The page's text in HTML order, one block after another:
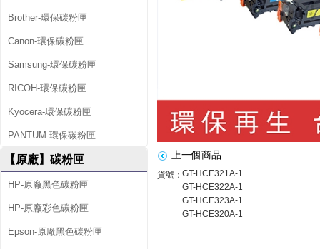
值
組
C
E
3
0
A
Brother-環保碳粉匣
Canon-環保碳粉匣
Samsung-環保碳粉匣
RICOH-環保碳粉匣
Kyocera-環保碳粉匣
PANTUM-環保碳粉匣
【原廠】碳粉匣
HP-原廠黑色碳粉匣
HP-原廠彩色碳粉匣
Epson-原廠黑色碳粉匣
上一個商品
貨號：GT-HCE321A-1
GT-HCE322A-1
GT-HCE323A-1
GT-HCE320A-1